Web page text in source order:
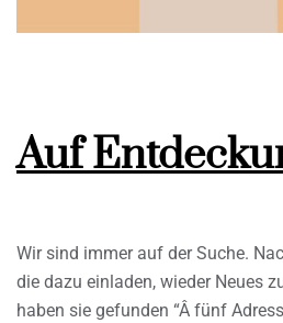
Auf
Wir sind immer auf der Suche.
die dazu einladen, wieder Neues
haben sie gefunden “Â fünf